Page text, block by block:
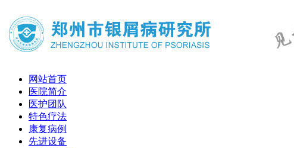
网站首页
医院简介
医护团队
特色疗法
康复病例
先进设备